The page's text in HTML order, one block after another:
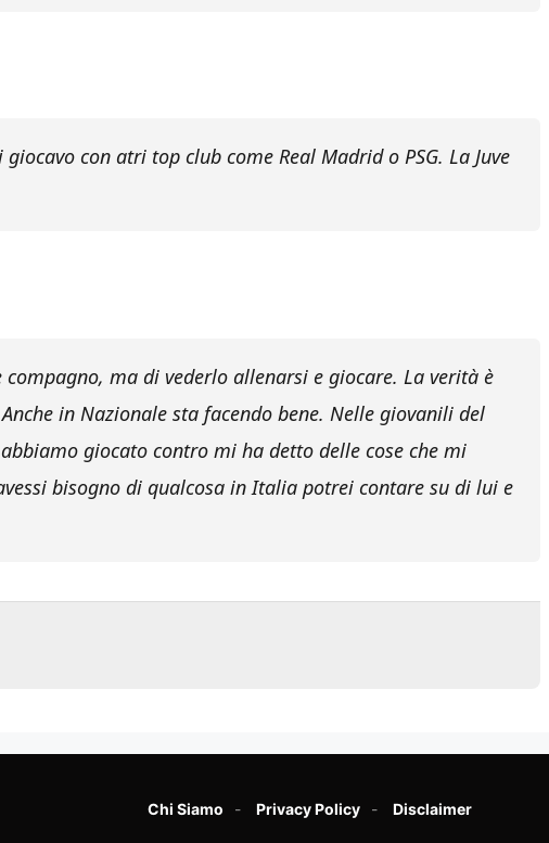
con atri top club come Real Madrid o PSG. La Juve
ma di vederlo allenarsi e giocare. La verità è
in Nazionale sta facendo bene. Nelle giovanili del
giocato contro mi ha detto delle cose che mi
bisogno di qualcosa in Italia potrei contare su di lui e
Chi Siamo Privacy Policy Disclaimer